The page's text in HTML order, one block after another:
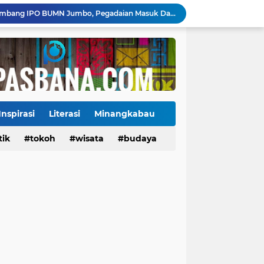
Danantara Siapkan Gelombang IPO BUMN Jumbo, Pegadaian Masuk Daftar Prioritas
Kasus Campak Masih Mengintai, Kemenkes Ingatkan Risiko Penularan di Sekolah
Jadwal Pekan Perdana Super League 2026/2027: Big Match Langsung Warnai Awal Musim
Payakumbuh Luncurkan GEMPITA BERSAMA, Dorong Pekarangan Jadi Sumber Pangan Keluarga
130 ASN dan Warga Payakumbuh Ikut Vaksin HPV, Upaya Cegah Kanker Serviks Diperluas
Jalan Sungai Rumbai Timur–Blok D Sitiung II Mulai Diaspal, Akhiri Belasan Tahun Rusak
Literasi Minangkabau
Tokoh budaya kuliner
tokoh wisata budaya